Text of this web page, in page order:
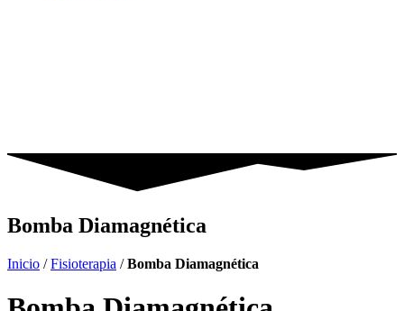
Bomba Diamagnética
Inicio /Fisioterapia /Bomba Diamagnética